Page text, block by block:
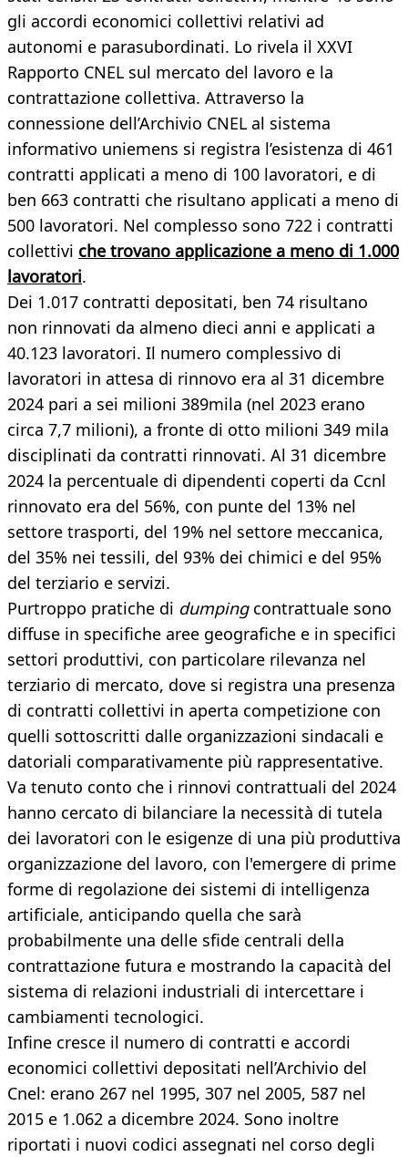
gli accordi economici collettivi relativi ad
autonomi e parasubordinati. Lo rivela il XXVI
Rapporto CNEL sul mercato del lavoro e la
contrattazione collettiva. Attraverso la
connessione dell’Archivio CNEL al sistema
informativo uniemens si registra l’esistenza di 461
contratti applicati a meno di 100 lavoratori, e di
ben 663 contratti che risultano applicati a meno di
500 lavoratori. Nel complesso sono 722 i contratti
collettivi che trovano applicazione a meno di 1.000
lavoratori.
Dei 1.017 contratti depositati, ben 74 risultano
non rinnovati da almeno dieci anni e applicati a
40.123 lavoratori. Il numero complessivo di
lavoratori in attesa di rinnovo era al 31 dicembre
2024 pari a sei milioni 389mila (nel 2023 erano
circa 7,7 milioni), a fronte di otto milioni 349 mila
disciplinati da contratti rinnovati. Al 31 dicembre
2024 la percentuale di dipendenti coperti da Ccnl
rinnovato era del 56%, con punte del 13% nel
settore trasporti, del 19% nel settore meccanica,
del 35% nei tessili, del 93% dei chimici e del 95%
del terziario e servizi.
Purtroppo pratiche di dumpingcontrattuale sono
diffuse in specifiche aree geografiche e in specifici
settori produttivi, con particolare rilevanza nel
terziario di mercato, dove si registra una presenza
di contratti collettivi in aperta competizione con
quelli sottoscritti dalle organizzazioni sindacali e
datoriali comparativamente più rappresentative.
Va tenuto conto che i rinnovi contrattuali del 2024
hanno cercato di bilanciare la necessità di tutela
dei lavoratori con le esigenze di una più produttiva
organizzazione del lavoro, con l'emergere di prime
forme di regolazione dei sistemi di intelligenza
artificiale, anticipando quella che sarà
probabilmente una delle sfide centrali della
contrattazione futura e mostrando la capacità del
sistema di relazioni industriali di intercettare i
cambiamenti tecnologici.
Infine cresce il numero di contratti e accordi
economici collettivi depositati nell’Archivio del
Cnel: erano 267 nel 1995, 307 nel 2005, 587 nel
2015 e 1.062 a dicembre 2024. Sono inoltre
riportati i nuovi codici assegnati nel corso degli